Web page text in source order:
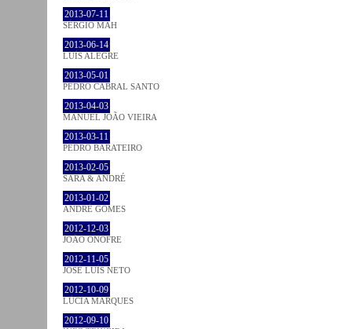
2013-07-11
SÉRGIO MAH
2013-06-14
LUÍS ALEGRE
2013-05-01
PEDRO CABRAL SANTO
2013-04-03
MANUEL JOÃO VIEIRA
2013-03-11
PEDRO BARATEIRO
2013-02-05
SARA & ANDRÉ
2013-01-02
ANDRÉ GOMES
2012-12-03
JOÃO ONOFRE
2012-11-05
JOSÉ LUÍS NETO
2012-10-09
LÚCIA MARQUES
2012-09-10